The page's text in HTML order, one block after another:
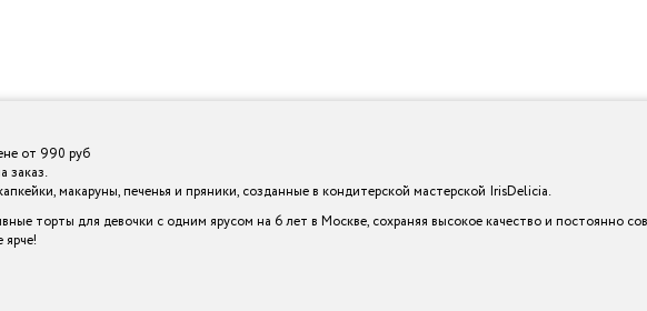
от 990 руб
заказ.
макаруны, печенья и пряники, созданные в кондитерской мастерской IrisDelicia.
торты для девочки с одним ярусом на 6 лет в Москве, сохраняя высокое качество и постоянно